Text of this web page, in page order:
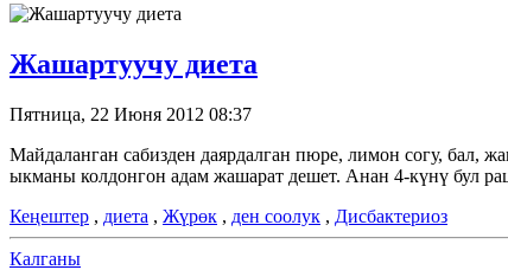
Жашартуучу диета
Пятница, 22 Июня 2012 08:37
Майдаланган сабизден даярдалган пюре, лимон согу, бал,
ыкманы колдонгон адам жашарат дешет. Анан 4-күнү бул
Кеңештер , диета , Жүрөк , ден соолук , Дисбактериоз
Калганы